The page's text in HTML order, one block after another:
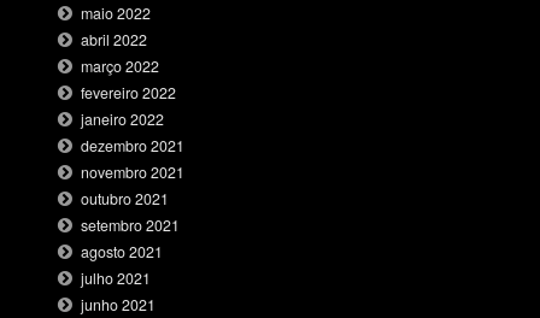
maio 2022
abril 2022
março 2022
fevereiro 2022
janeiro 2022
dezembro 2021
novembro 2021
outubro 2021
setembro 2021
agosto 2021
julho 2021
junho 2021